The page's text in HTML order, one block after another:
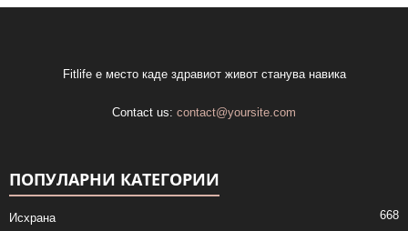
Fitlife е место каде здравиот живот станува навика
Contact us: contact@yoursite.com
ПОПУЛАРНИ КАТЕГОРИИ
Исхрана 668